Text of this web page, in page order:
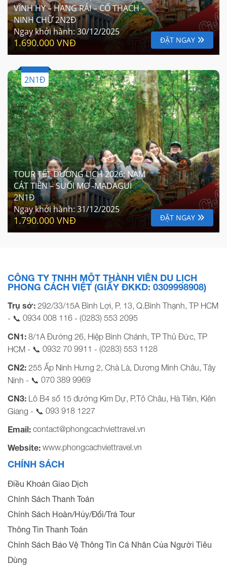
VĨNH HY – HANG RÁI – CỔ THẠCH –
NINH CHỮ 2N2Đ
Ngay khởi hành: 30/12/2025
1.690.000 VNĐ ĐẶT NGAY
2N1Đ
TOUR TẾT DƯƠNG LỊCH 2026: NAM
CÁT TIÊN – SUỐI MƠ -MADAGUI
2N1Đ
Ngay khởi hành: 31/12/2025
1.790.000 VNĐ ĐẶT NGAY
CÔNG TY TNHH MỘT THÀNH VIÊN DU LỊCH
PHONG CÁCH VIỆT (GIẤY ĐKKD: 0309998908)
Trụ sở: 292/33/15A Bình Lợi, P. 13, Q.Bình Thạnh, TP HCM
- 📞 0934 008 116 - (0283) 553 2095
CN1: 8/1A Đường 26, Hiệp Bình Chánh, TP Thủ Đức, TP
HCM - 📞 0932 70 9911 - (0283) 553 1128
CN2: 255 Ấp Ninh Hưng 2, Chà Là, Dương Minh Châu, Tây
Ninh - 📞 070 389 9969
CN3:
Lô B4 số 15 đường Kim Dự, P.Tô Châu, Hà Tiên, Kiên
Giang - 📞 093 918 1227
Email: contact@phongcachviettravel.vn
Website: www.phongcachviettravel.vn
CHÍNH SÁCH
Điều Khoản Giao Dịch
Chính Sách Thanh Toán
Chính Sách Hoàn/Hủy/Đổi/Trả Tour
Thông Tin Thanh Toán
Chính Sách Bảo Vệ Thông Tin Cá Nhân Của Người Tiêu
Dùng